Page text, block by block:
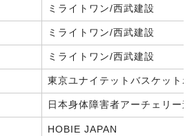
ミライトワン/西武建設
ミライトワン/西武建設
ミライトワン/西武建設
東京ユナイテットバスケット
日本身体障害者アーチェリー
HOBIE JAPAN